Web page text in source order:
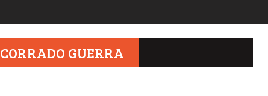
CORRADO GUERRA